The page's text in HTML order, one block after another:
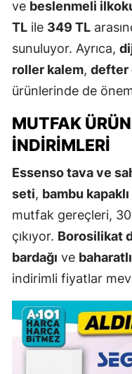
ve beslenmeli
TL ile 349 TL
sunuluyor. Ayrıca,
roller kalem, defter
ürünlerinde de
MUTFAK
İNDIRIMLERI
Essenso tava ve
seti, bambu
mutfak gereçleri,
çıkıyor. Borosilikat
bardağı ve
indirimli fiyatlar